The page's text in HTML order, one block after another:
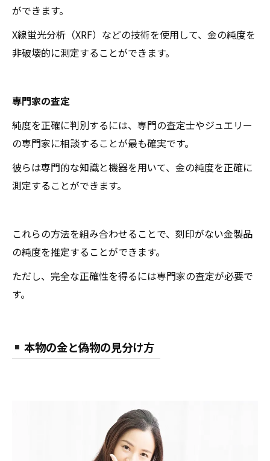
ができます。
X線蛍光分析（XRF）などの技術を使用して、金の純度を
非破壊的に測定することができます。
専門家の査定
純度を正確に判別するには、専門の査定士やジュエリー
の専門家に相談することが最も確実です。
彼らは専門的な知識と機器を用いて、金の純度を正確に
測定することができます。
これらの方法を組み合わせることで、刻印がない金製品
の純度を推定することができます。
ただし、完全な正確性を得るには専門家の査定が必要で
す。
本物の金と偽物の見分け方